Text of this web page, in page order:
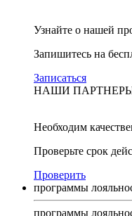
Узнайте о нашей
Запишитесь на
Записаться
НАШИ
Необходим
Проверьте срок
Проверить
программы
программы